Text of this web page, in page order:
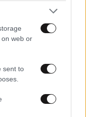
web or
sent to
που χτίζει ο
θα κοστίσει 16,8